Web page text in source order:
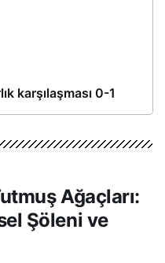
karşılaşması 0-1
Ağaçları:
Şöleni ve